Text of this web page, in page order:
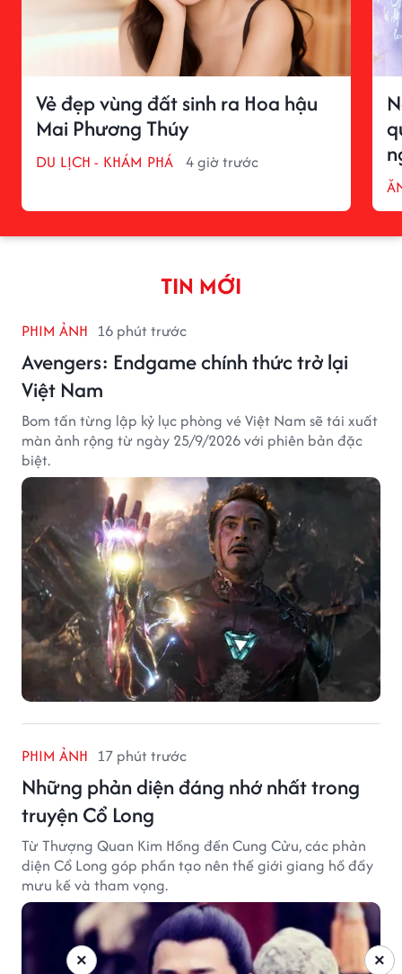
Vẻ đẹp vùng đất sinh ra Hoa hậu
Mai Phương Thúy
DU LỊCH - KHÁM PHÁ 4 giờ trước
TIN MỚI
PHIM ẢNH 16 phút trước
Avengers: Endgame chính thức trở lại
Việt Nam
Bom tấn từng lập kỷ lục phòng vé Việt Nam sẽ tái xuất
màn ảnh rộng từ ngày 25/9/2026 với phiên bản đặc
biệt.
PHIM ẢNH 17 phút trước
Những phản diện đáng nhớ nhất trong
truyện Cổ Long
Từ Thượng Quan Kim Hồng đến Cung Cửu, các phản
diện Cổ Long góp phần tạo nên thế giới giang hồ đầy
mưu kế và tham vọng.
×
×